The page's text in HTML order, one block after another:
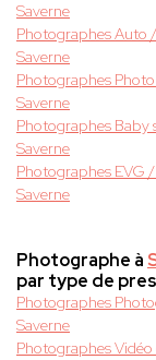
Saverne
Photographes Auto
Saverne
Photographes
Saverne
Photographes Baby
Saverne
Photographes EVG /
Saverne
Photographe à
par type de
Photographes
Saverne
Photographes